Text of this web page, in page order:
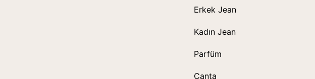
Erkek Jean
Kadın Jean
Parfüm
Çanta